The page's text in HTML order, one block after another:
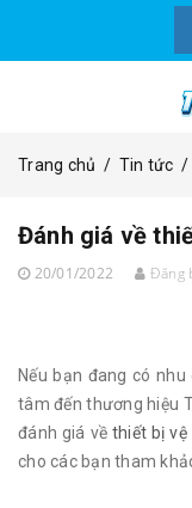
Trang chủ / Tin tức /
Đánh giá về
20/01/2022 Đăng
Nếu bạn đang có
tâm đến thương hiệu
đánh giá về thiết bị vệ
cho các bạn tham